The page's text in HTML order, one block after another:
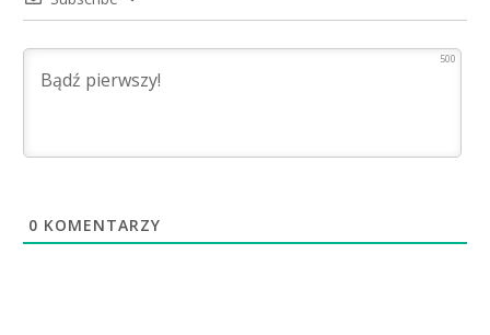
500
0 KOMENTARZY